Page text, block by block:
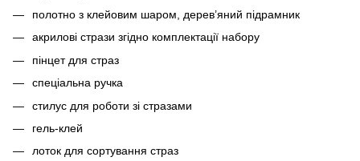
полотно з клейовим шаром, дерев’яний підрамник
акрилові стрази згідно комплектації набору
пінцет для страз
спеціальна ручка
стилус для роботи зі стразами
гель-клей
лоток для сортування страз